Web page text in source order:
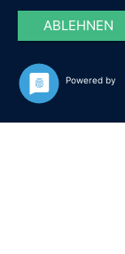
ABLEHNEN
Powered by